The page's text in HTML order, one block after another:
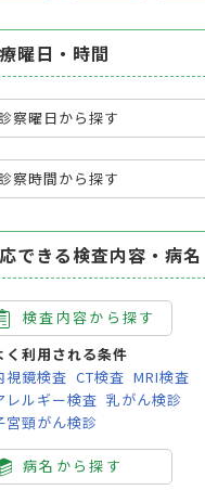
曜日・時間
察曜日から探す
察時間から探す
できる検査内容・病名
検査内容から探す
く利用される条件
視鏡検査 CT検査 MRI検査
レルギー検査 乳がん検診
宮頸がん検診
病名から探す